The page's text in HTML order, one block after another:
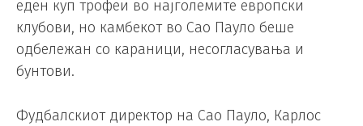
еден куп трофеи во најголемите европски
клубови, но камбекот во Сао Пауло беше
одбележан со караници, несогласувања и
бунтови.
Фудбалскиот директор на Сао Пауло, Карлос